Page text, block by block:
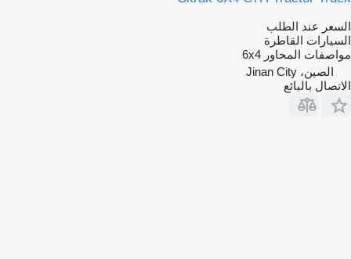
السعر عند الطلب
السيارات القاطرة
مواصفات المحاور 6x4
الصين، Jinan City
الاتصال بالبائع